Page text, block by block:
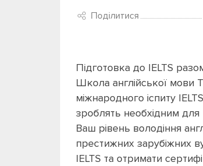
Поділитися
Підготовка до IELTS
Школа англійської мови
міжнародного іспиту
зроблять необхідним для
Ваш рівень володіння
престижних зарубіжних
IELTS та отримати